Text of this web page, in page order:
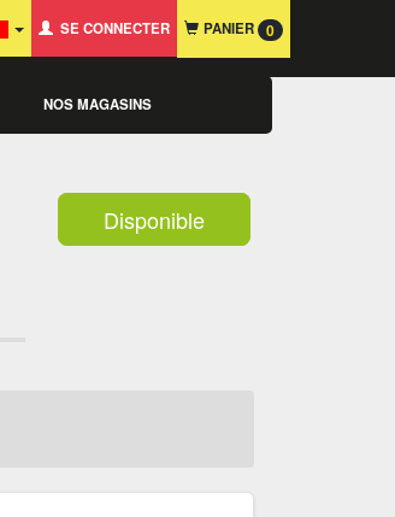
SE CONNECTER PANIER 0
NOS MAGASINS
Disponible